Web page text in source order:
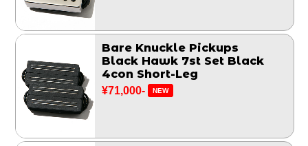
Bare Knuckle Pickups
Black Hawk 7st Set Black
4con Short-Leg
¥71,000- NEW